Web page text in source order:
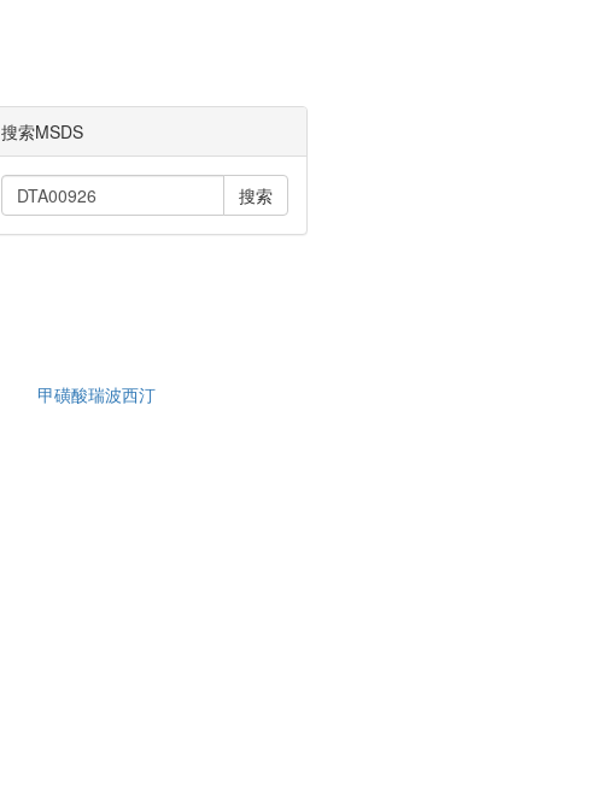
搜索MSDS
搜索
甲磺酸瑞波西汀